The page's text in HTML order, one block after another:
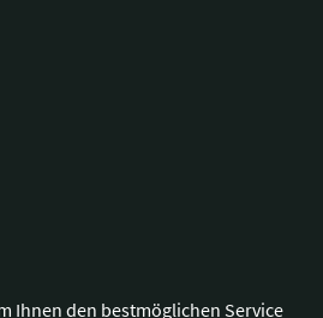
Ihnen den bestmöglichen Service